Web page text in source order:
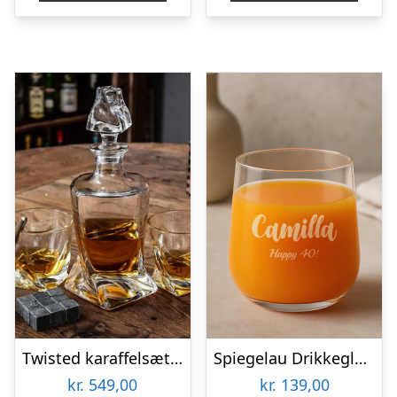
kr. 119,00.kr. 49,00.
kr. 249,00.kr.
Twisted karaffelsæt med to glas
kr. 549,00
Spiegelau Drikkeglas med Gravering – Egen Tekst
kr. 139,00